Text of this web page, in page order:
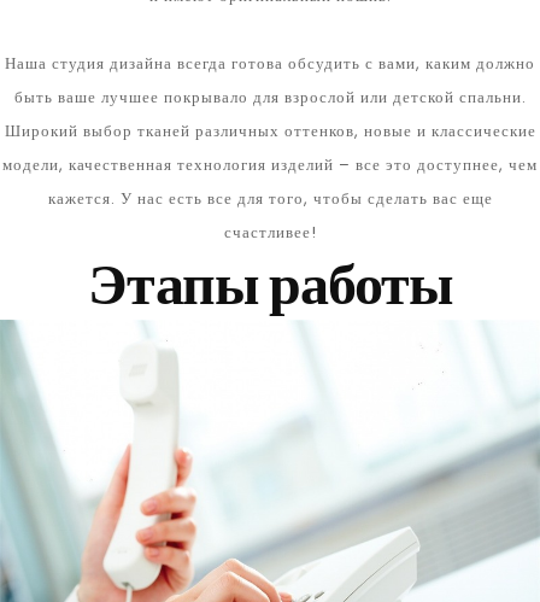
Наша студия дизайна всегда готова обсудить с вами, каким должно
быть ваше лучшее покрывало для взрослой или детской спальни.
Широкий выбор тканей различных оттенков, новые и классические
модели, качественная технология изделий – все это доступнее, чем
кажется. У нас есть все для того, чтобы сделать вас еще
счастливее!
Этапы работы